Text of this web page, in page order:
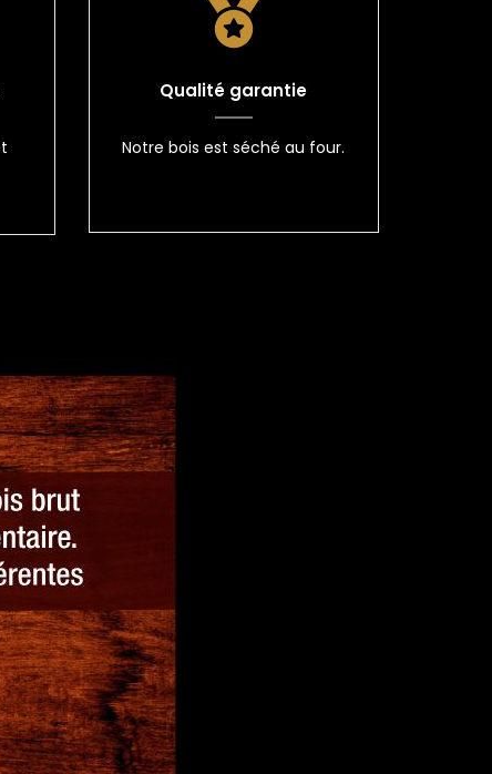
Qualité garantie
Notre bois est séché au four.